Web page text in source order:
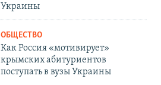
Украины
ОБЩЕСТВО
Как Россия «мотивирует»
крымских абитуриентов
поступать в вузы Украины